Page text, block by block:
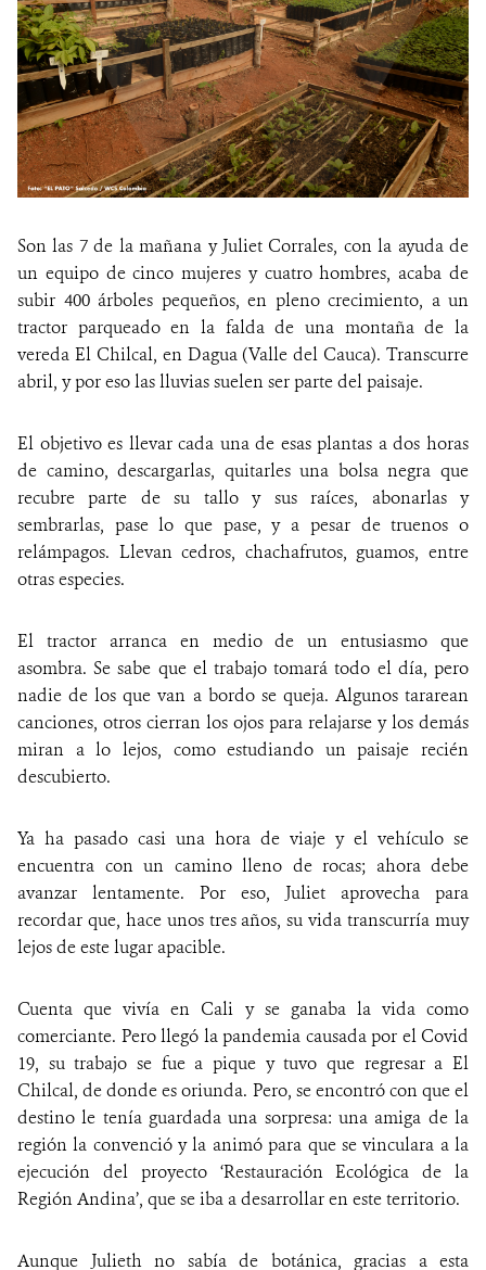
Son las 7 de la mañana y Juliet Corrales, con la ayuda de
un equipo de cinco mujeres y cuatro hombres, acaba de
subir 400 árboles pequeños, en pleno crecimiento, a un
tractor parqueado en la falda de una montaña de la
vereda El Chilcal, en Dagua (Valle del Cauca). Transcurre
abril, y por eso las lluvias suelen ser parte del paisaje.
El objetivo es llevar cada una de esas plantas a dos horas
de camino, descargarlas, quitarles una bolsa negra que
recubre parte de su tallo y sus raíces, abonarlas y
sembrarlas, pase lo que pase, y a pesar de truenos o
relámpagos. Llevan cedros, chachafrutos, guamos, entre
otras especies.
El tractor arranca en medio de un entusiasmo que
asombra. Se sabe que el trabajo tomará todo el día, pero
nadie de los que van a bordo se queja. Algunos tararean
canciones, otros cierran los ojos para relajarse y los demás
miran a lo lejos, como estudiando un paisaje recién
descubierto.
Ya ha pasado casi una hora de viaje y el vehículo se
encuentra con un camino lleno de rocas; ahora debe
avanzar lentamente. Por eso, Juliet aprovecha para
recordar que, hace unos tres años, su vida transcurría muy
lejos de este lugar apacible.
Cuenta que vivía en Cali y se ganaba la vida como
comerciante. Pero llegó la pandemia causada por el Covid
19, su trabajo se fue a pique y tuvo que regresar a El
Chilcal, de donde es oriunda. Pero, se encontró con que el
destino le tenía guardada una sorpresa: una amiga de la
región la convenció y la animó para que se vinculara a la
ejecución del proyecto ‘Restauración Ecológica de la
Región Andina’, que se iba a desarrollar en este territorio.
Aunque Julieth no sabía de botánica, gracias a esta